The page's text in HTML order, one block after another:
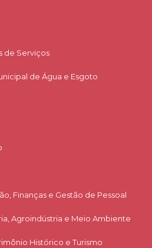
de Serviços​
de Água e Esgoto
Finanças e Gestão de Pessoal
Agroindústria e Meio Ambiente
Histórico e Turismo